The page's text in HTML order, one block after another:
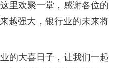
里欢聚一堂，感谢各位的
越强大，银行业的未来将
的大喜日子，让我们一起